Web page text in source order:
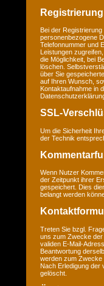
Bei der
personenbezogene
Telefonnummer und
Leistungen
die Möglichkeit, bei
löschen.
über Sie
auf Ihren Wunsch,
Kontaktaufnahme in
SSL-
Um die Sicherheit
der Technik
Wenn Nutzer
der Zeitpunkt ihrer
gespeichert. Dies
belangt werden
Treten Sie bzgl.
uns zum Zwecke der
validen E-Mail-
Beantwortung
werden zum Zwecke
Nach Erledigung der
gelöscht.